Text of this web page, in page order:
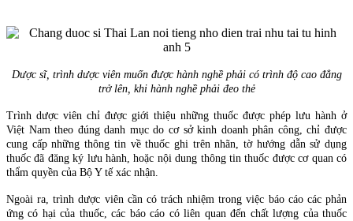
Dược sĩ, trình dược viên muốn được hành nghề phải có trình độ cao đẳng
trở lên, khi hành nghề phải đeo thẻ
Trình dược viên chỉ được giới thiệu những thuốc được phép lưu hành ở
Việt Nam theo đúng danh mục do cơ sở kinh doanh phân công, chỉ được
cung cấp những thông tin về thuốc ghi trên nhãn, tờ hướng dẫn sử dụng
thuốc đã đăng ký lưu hành, hoặc nội dung thông tin thuốc được cơ quan có
thẩm quyền của Bộ Y tế xác nhận.
Ngoài ra, trình dược viên cần có trách nhiệm trong việc báo cáo các phản
ứng có hại của thuốc, các báo cáo có liên quan đến chất lượng của thuốc